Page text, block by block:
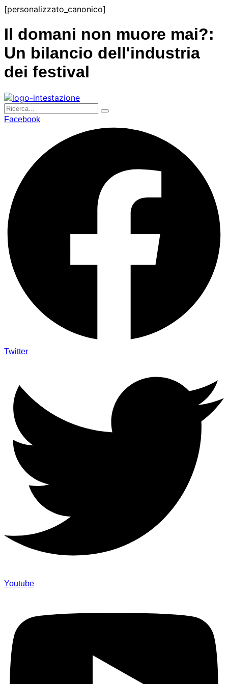
Salta
al
contenuto
[personalizzato_canonico]
Il domani non muore mai?:
Un bilancio dell'industria
dei festival
Facebook
Twitter
Youtube